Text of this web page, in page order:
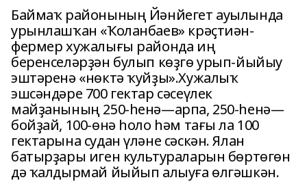
Баймаҡ районының Йәнйегет ауылында
урынлашҡан «Ҡоланбаев» крәҫтиән-
фермер хужалығы районда иң
беренселәрҙән булып көҙгө урып-йыйыу
эштәренә «нөктә ҡуйҙы».Хужалыҡ
эшсәндәре 700 гектар сәсеүлек
майҙанының 250-һенә—арпа, 250-һенә—
бойҙай, 100-өнә һоло һәм тағы ла 100
гектарына судан үләне сәскән. Ялан
батырҙары иген культураларын бөртөгөн
дә ҡалдырмай йыйып алыуға өлгәшкән.